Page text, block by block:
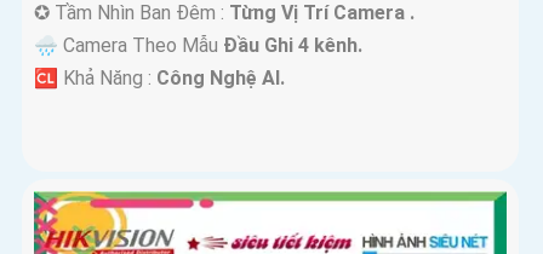
✪ Tầm Nhìn Ban Đêm : Từng Vị Trí Camera .
🌧️ Camera Theo Mẫu Đầu Ghi 4 kênh.
️🆑 Khả Năng : Công Nghệ AI.